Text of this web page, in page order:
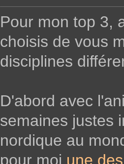
e
e
Pour mon top 3,
choisis de vous
disciplines
D'abord avec
semaines justes
nordique au
pour moi une